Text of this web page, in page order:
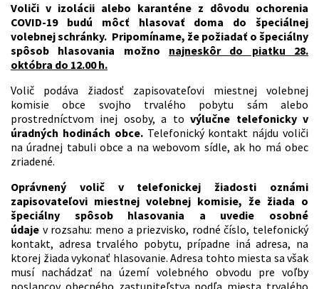
Voliči v izolácii alebo karanténe z dôvodu ochorenia
COVID-19 budú môcť hlasovať doma do špeciálnej
volebnej schránky. Pripomíname, že požiadať o špeciálny
spôsob hlasovania možno najneskôr do piatku 28.
októbra do 12.00 h.
Volič podáva žiadosť zapisovateľovi miestnej volebnej
komisie obce svojho trvalého pobytu sám alebo
prostredníctvom inej osoby, a tovýlučne telefonicky v
úradných hodinách obce.Telefonický kontakt nájdu voliči
na úradnej tabuli obce a na webovom sídle, ak ho má obec
zriadené.
Oprávnený volič v telefonickej žiadosti oznámi
zapisovateľovi miestnej volebnej komisie, že žiada o
špeciálny spôsob hlasovania a uvedie osobné
údaje v rozsahu: meno a priezvisko, rodné číslo, telefonický
kontakt, adresa trvalého pobytu, prípadne iná adresa, na
ktorej žiada vykonať hlasovanie. Adresa tohto miesta sa však
musí nachádzať na území volebného obvodu pre voľby